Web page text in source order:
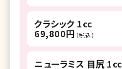
クラシック 1cc
69,800円 （税込）
ニューラミス 目尻 1cc